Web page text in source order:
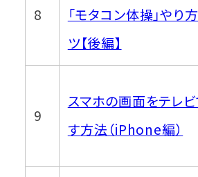
8
「モタコン体操」やり
ツ【後編】
9
スマホの画面をテレ
す方法（iPhone編）